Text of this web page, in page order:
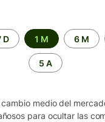
D 1 M 6 M
5 A
medio del
para ocultar las